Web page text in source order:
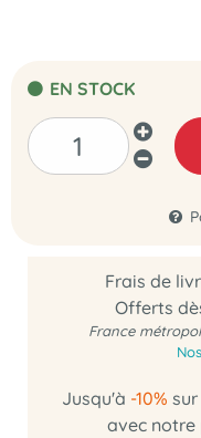
EN STOCK
Frais de
Offerts
France
Jusqu'à -10%
avec